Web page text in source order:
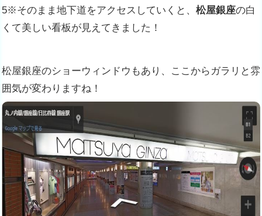
5※そのまま地下道をアクセスしていくと、 松屋銀座の白
くて美しい看板が見えてきました！
松屋銀座のショーウィンドウもあり、ここからガラリと雰
囲気が変わりますね！